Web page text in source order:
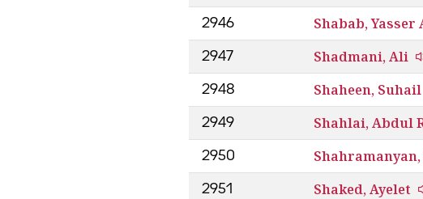
2946 Shabab, Yasser
2947 Shadmani, Ali
2948 Shaheen, Suhail
2949 Shahlai, Abdul
2950
2951 Shaked, Ayelet